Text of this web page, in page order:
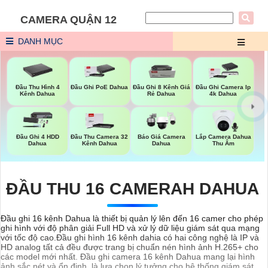
CAMERA QUẬN 12
DANH MỤC
Đầu Thu Hình 4
Kênh Dahua
Đầu Ghi PoE Dahua
Đầu Ghi 8 Kênh Giá
Rẻ Dahua
Đầu Ghi Camera Ip
4k Dahua
Đầu Ghi 4 HDD
Dahua
Đầu Thu Camera 32
Kênh Dahua
Báo Giá Camera
Dahua
Lắp Camera Dahua
Thu Âm
ĐẦU THU 16 CAMERAH DAHUA
Đầu ghi 16 kênh Dahua là thiết bị quản lý lên đến 16 camer cho phép
ghi hình với độ phân giải Full HD và xử lý dữ liệu giám sát qua mạng
với tốc độ cao.Đầu ghi hình 16 kênh dahia có hai công nghệ là IP và
HD analog tất cả đều được trang bị chuẩn nén hình ảnh H.265+ cho
các model mới nhất. Đầu ghi camera 16 kênh Dahua mang lại hình